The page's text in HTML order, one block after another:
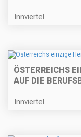
Innviertel
ÖSTERREICHS
AUF DIE
Innviertel